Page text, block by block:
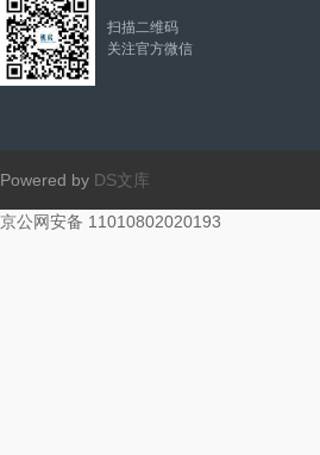
扫描二维码
关注官方微信
Powered by DS文库
京公网安备 11010802020193